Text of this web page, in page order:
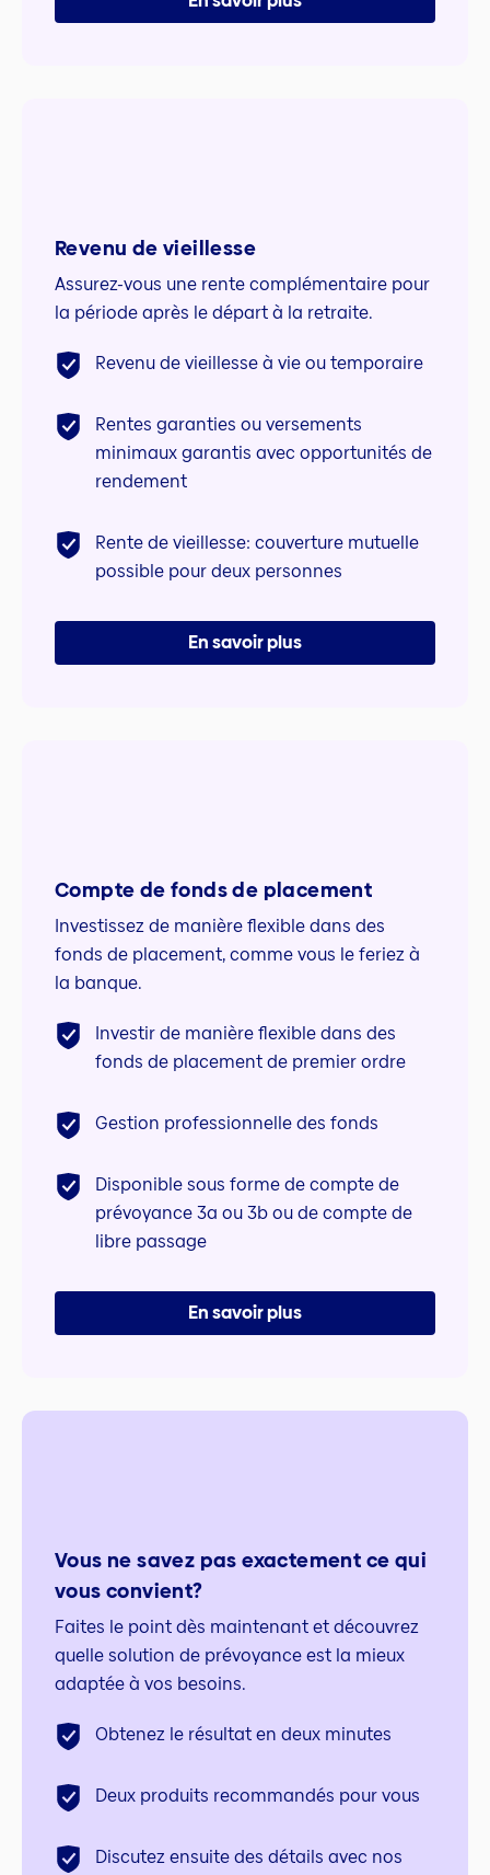
Revenu de vieillesse
Assurez-vous une rente complémentaire pour
la période après le départ à la retraite.
Revenu de vieillesse à vie ou temporaire
Rentes garanties ou versements
minimaux garantis avec opportunités de
rendement
Rente de vieillesse: couverture mutuelle
possible pour deux personnes
En savoir plus
Compte de fonds de placement
Investissez de manière flexible dans des
fonds de placement, comme vous le feriez à
la banque.
Investir de manière flexible dans des
fonds de placement de premier ordre
Gestion professionnelle des fonds
Disponible sous forme de compte de
prévoyance 3a ou 3b ou de compte de
libre passage
En savoir plus
Vous ne savez pas exactement ce qui
vous convient?
Faites le point dès maintenant et découvrez
quelle solution de prévoyance est la mieux
adaptée à vos besoins.
Obtenez le résultat en deux minutes
Deux produits recommandés pour vous
Discutez ensuite des détails avec nos